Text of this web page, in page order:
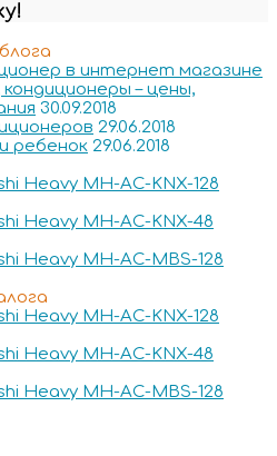
в интернет магазине
– цены,
30.09.2018
29.06.2018
ребенок 29.06.2018
Heavy MH-AC-KNX-128
Heavy MH-AC-KNX-48
Heavy MH-AC-MBS-128
Heavy MH-AC-KNX-128
Heavy MH-AC-KNX-48
Heavy MH-AC-MBS-128